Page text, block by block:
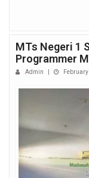
MTs Negeri 1
Programmer
Admin February